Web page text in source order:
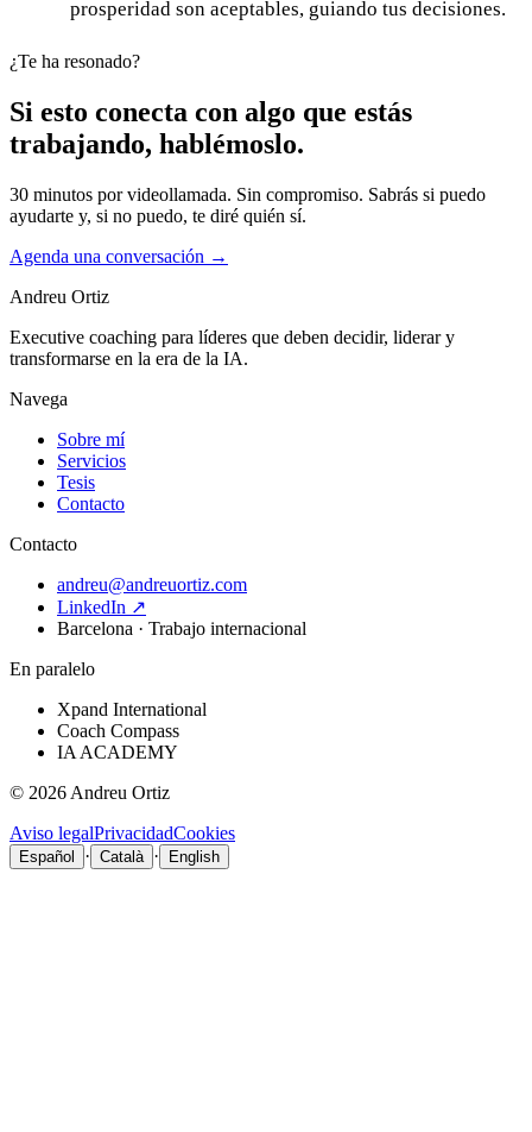
prosperidad son aceptables, guiando tus decisiones.
¿Te ha resonado?
Si esto conecta con algo que estás
trabajando, hablémoslo.
30 minutos por videollamada. Sin compromiso. Sabrás si puedo
ayudarte y, si no puedo, te diré quién sí.
Agenda una conversación →
Andreu Ortiz
Executive coaching para líderes que deben decidir, liderar y
transformarse en la era de la IA.
Navega
Sobre mí
Servicios
Tesis
Contacto
Contacto
andreu@andreuortiz.com
LinkedIn ↗
Barcelona · Trabajo internacional
En paralelo
Xpand International
Coach Compass
IA ACADEMY
© 2026 Andreu Ortiz
Aviso legalPrivacidadCookies
Español · Català · English